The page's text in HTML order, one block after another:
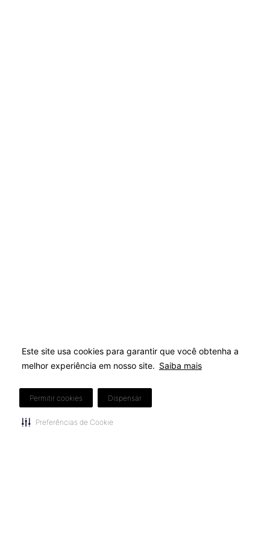
Este site usa cookies para garantir que você obtenha a
melhor experiência em nosso site. Saiba mais
Permitir cookies Dispensar
Preferências de Cookie
Este site usa cookies para garantir que você obtenha a
melhor experiência em nosso site. Saiba mais
Permitir cookies Dispensar
Preferências de Cookie